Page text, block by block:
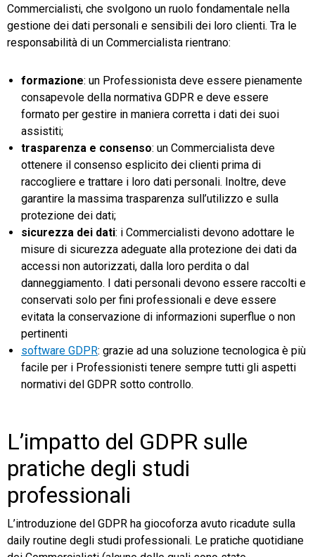
Commercialisti, che svolgono un ruolo fondamentale nella
gestione dei dati personali e sensibili dei loro clienti. Tra le
responsabilità di un Commercialista rientrano:
formazione: un Professionista deve essere pienamente
consapevole della normativa GDPR e deve essere
formato per gestire in maniera corretta i dati dei suoi
assistiti;
trasparenza e consenso: un Commercialista deve
ottenere il consenso esplicito dei clienti prima di
raccogliere e trattare i loro dati personali. Inoltre, deve
garantire la massima trasparenza sull’utilizzo e sulla
protezione dei dati;
sicurezza dei dati: i Commercialisti devono adottare le
misure di sicurezza adeguate alla protezione dei dati da
accessi non autorizzati, dalla loro perdita o dal
danneggiamento. I dati personali devono essere raccolti e
conservati solo per fini professionali e deve essere
evitata la conservazione di informazioni superflue o non
pertinenti
software GDPR: grazie ad una soluzione tecnologica è più
facile per i Professionisti tenere sempre tutti gli aspetti
normativi del GDPR sotto controllo.
L’impatto del GDPR sulle
pratiche degli studi
professionali
L’introduzione del GDPR ha giocoforza avuto ricadute sulla
daily routine degli studi professionali. Le pratiche quotidiane